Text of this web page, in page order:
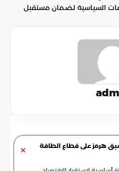
السياسية لضمان مستقبل
هرمز على قطاع الطاقة